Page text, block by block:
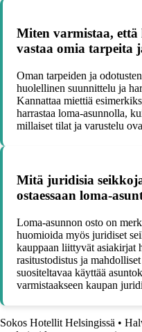
Miten varmistaa, että
vastaa omia tarpeita
Oman tarpeiden ja
huolellinen suunnittelu ja
Kannattaa miettiä
harrastaa loma-asunnolla,
millaiset tilat ja varustelu
Mitä juridisia
ostaessaan loma-
Loma-asunnon osto on
huomioida myös juridiset
kauppaan liittyvät asiakirjat
rasitustodistus ja
suositeltavaa käyttää
varmistaakseen kaupan
Sokos Hotellit Helsingissä •